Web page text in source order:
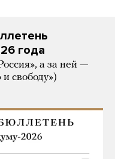
года
а за ней —
свободу»)